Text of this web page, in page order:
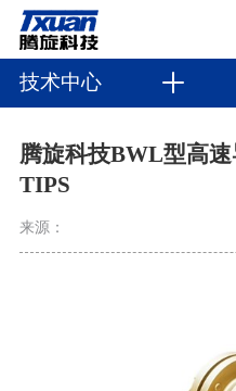
技术中心
腾旋科技BWL型高
TIPS
来源：